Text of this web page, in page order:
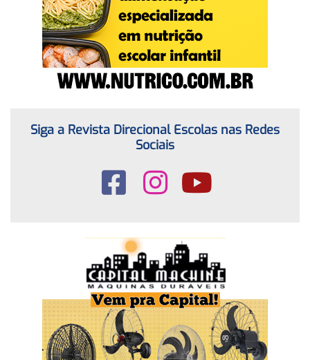
Siga a Revista Direcional Escolas nas Redes
Sociais